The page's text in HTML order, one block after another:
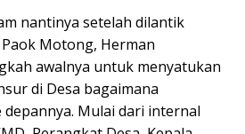
nantinya setelah dilantik
Motong, Herman
awalnya untuk menyatukan
di Desa bagaimana
depannya. Mulai dari internal